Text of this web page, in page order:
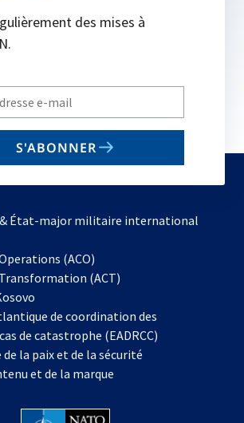
des mises à
S'ABONNER
État-major militaire international
(ACO)
dans
nouvel
onglet
(ACT)
dans
un
nouvel
onglet
de coordination des
de catastrophe (EADRCC)
de la paix et de la sécurité
et de la marque